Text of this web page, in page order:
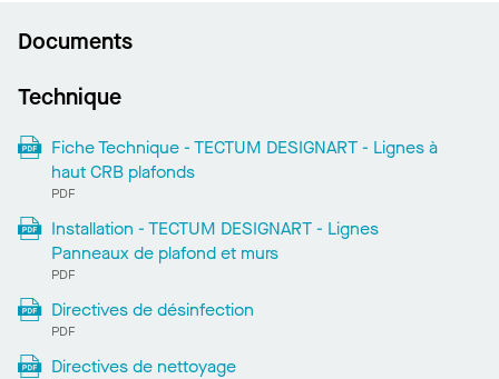
Documents
Technique
Fiche Technique - TECTUM DESIGNART - Lignes à
haut CRB plafonds
PDF
Installation - TECTUM DESIGNART - Lignes
Panneaux de plafond et murs
PDF
Directives de désinfection
PDF
Directives de nettoyage